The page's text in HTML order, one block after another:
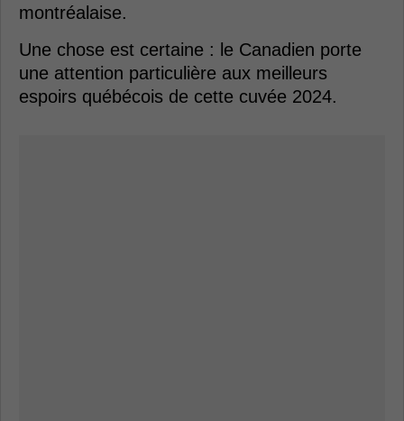
montréalaise.
Une chose est certaine : le Canadien porte
une attention particulière aux meilleurs
espoirs québécois de cette cuvée 2024.